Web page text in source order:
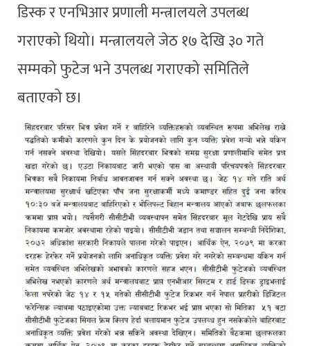
डिस्क र एनभिआर प्रणाली मन्त्रालयले उपलब्ध
गराएको थियो। मन्त्रालयले जेठ १७ देखि ३० गते
सम्मको फुटेज भने उपलब्ध गराएको समितिले
बताएको छ।